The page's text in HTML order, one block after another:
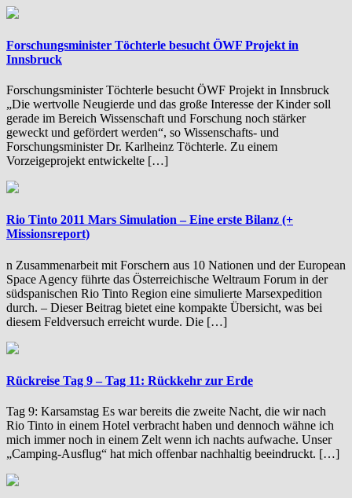
Forschungsminister Töchterle besucht ÖWF Projekt in
Innsbruck
Forschungsminister Töchterle besucht ÖWF Projekt in Innsbruck
„Die wertvolle Neugierde und das große Interesse der Kinder soll
gerade im Bereich Wissenschaft und Forschung noch stärker
geweckt und gefördert werden“, so Wissenschafts- und
Forschungsminister Dr. Karlheinz Töchterle. Zu einem
Vorzeigeprojekt entwickelte […]
Rio Tinto 2011 Mars Simulation – Eine erste Bilanz (+
Missionsreport)
n Zusammenarbeit mit Forschern aus 10 Nationen und der European
Space Agency führte das Österreichische Weltraum Forum in der
südspanischen Rio Tinto Region eine simulierte Marsexpedition
durch. – Dieser Beitrag bietet eine kompakte Übersicht, was bei
diesem Feldversuch erreicht wurde. Die […]
Rückreise Tag 9 – Tag 11: Rückkehr zur Erde
Tag 9: Karsamstag Es war bereits die zweite Nacht, die wir nach
Rio Tinto in einem Hotel verbracht haben und dennoch wähne ich
mich immer noch in einem Zelt wenn ich nachts aufwache. Unser
„Camping-Ausflug“ hat mich offenbar nachhaltig beeindruckt. […]